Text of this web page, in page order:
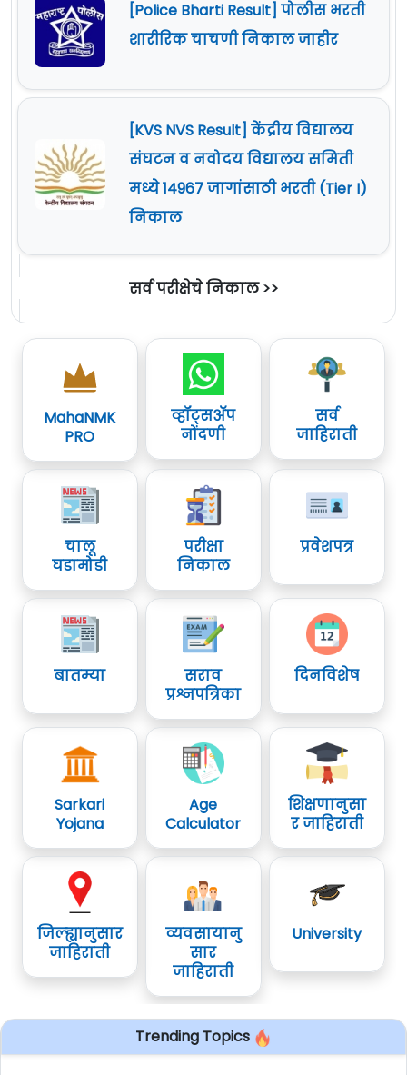
[Police Bharti Result] पोलीस भरती
शारीरिक चाचणी निकाल जाहीर
[KVS NVS Result] केंद्रीय विद्यालय
संघटन व नवोदय विद्यालय समिती
मध्ये 14967 जागांसाठी भरती (Tier I)
निकाल
सर्व परीक्षेचे निकाल >>
MahaNMK
PRO
व्हॉट्सॲप
नोंदणी
सर्व
जाहिराती
चालू
घडामोडी
परीक्षा
निकाल
प्रवेशपत्र
बातम्या
सराव
प्रश्नपत्रिका
दिनविशेष
Sarkari
Yojana
Age
Calculator
शिक्षणानुसा
र जाहिराती
जिल्ह्यानुसार
जाहिराती
व्यवसायानु
सार
जाहिराती
University
Trending Topics